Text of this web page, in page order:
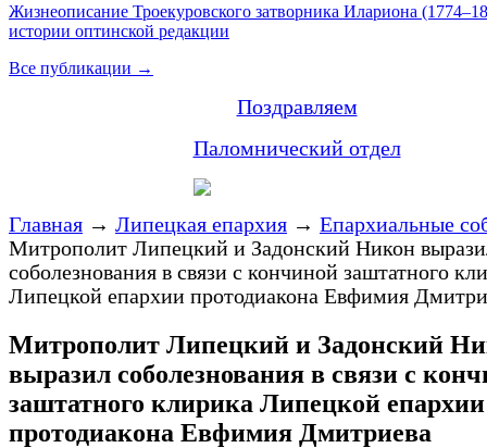
Жизнеописание Троекуровского затворника Илариона
истории оптинской редакции
Все публикации →
Поздравляем
Паломнический отдел
Главная → Липецкая епархия → Епархиальные
Митрополит Липецкий и Задонский Никон
соболезнования в связи с кончиной заштатного
Липецкой епархии протодиакона Евфимия
Митрополит Липецкий и Задонский
выразил соболезнования в связи с
заштатного клирика Липецкой епархии
протодиакона Евфимия Дмитриева